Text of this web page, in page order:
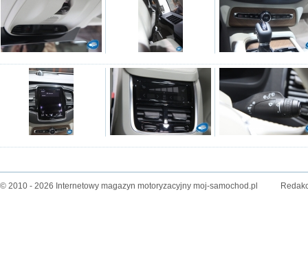
© 2010 - 2026 Internetowy magazyn motoryzacyjny moj-samochod.pl